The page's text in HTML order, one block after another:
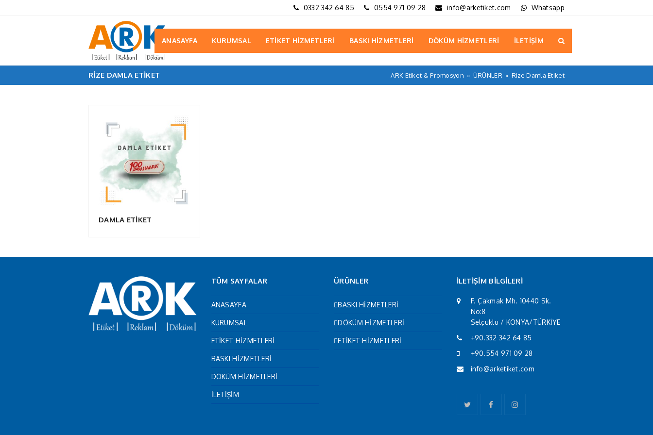
0332 342 64 85 0554 971 09 28 info@arketiket.com Whatsapp
ANASAYFA KURUMSAL ETİKET HİZMETLERİ BASKI HİZMETLERİ DÖKÜM HİZMETLERİ İLETİŞİM
RIZE DAMLA ETIKET ARK Etiket & Promosyon » ÜRÜNLER » Rize Damla Etiket
DAMLA ETİKET
TÜM SAYFALAR
ANASAYFA
KURUMSAL
ETİKET HİZMETLERİ
BASKI HİZMETLERİ
DÖKÜM HİZMETLERİ
İLETİŞİM
ÜRÜNLER
BASKI HİZMETLERİ
DÖKÜM HİZMETLERİ
ETİKET HİZMETLERİ
İLETİŞİM BİLGİLERİ
F. Çakmak Mh. 10440 Sk.
No:8
Selçuklu / KONYA/TÜRKİYE
+90.332 342 64 85
+90.554 971 09 28
info@arketiket.com
TwitterFacebookInstagram